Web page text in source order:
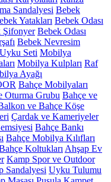
Sandalyesi Bebek
Yatakları Bebek Odası
Şifonyer Bebek Odası
Bebek Nevresim
Seti Mobilya
Mobilya Kulpları Raf
Ayağı
Bahçe Mobilyaları
Oturma Grubu Bahçe ve
ve Bahçe Köşe
Çardak ve Kameriyeler
Bahçe Bankı
Bahçe Mobilya Kılıfları
Koltukları Ahşap Ev
Kamp Spor ve Outdoor
Sandalyesi Uyku Tulumu